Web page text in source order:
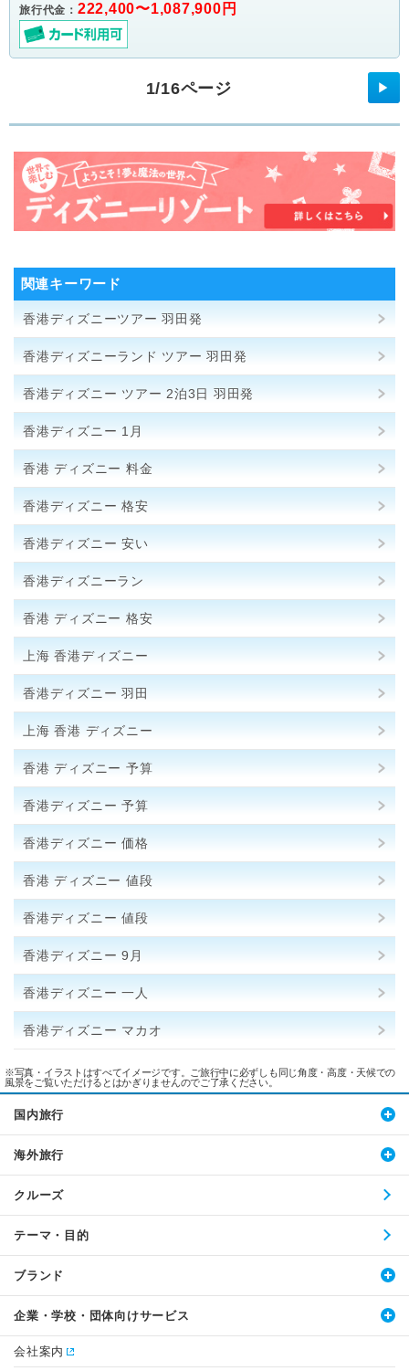
旅行代金： 222,400〜1,087,900円
1/16ページ ▶
関連キーワード
香港ディズニーツアー 羽田発
香港ディズニーランド ツアー 羽田発
香港ディズニー ツアー 2泊3日 羽田発
香港ディズニー 1月
香港 ディズニー 料金
香港ディズニー 格安
香港ディズニー 安い
香港ディズニーラン
香港 ディズニー 格安
上海 香港ディズニー
香港ディズニー 羽田
上海 香港 ディズニー
香港 ディズニー 予算
香港ディズニー 予算
香港ディズニー 価格
香港 ディズニー 値段
香港ディズニー 値段
香港ディズニー 9月
香港ディズニー 一人
香港ディズニー マカオ
※写真・イラストはすべてイメージです。ご旅行中に必ずしも同じ角度・高度・天候での
風景をご覧いただけるとはかぎりませんのでご了承ください。
国内旅行
海外旅行
クルーズ
テーマ・目的
ブランド
企業・学校・団体向けサービス
会社案内